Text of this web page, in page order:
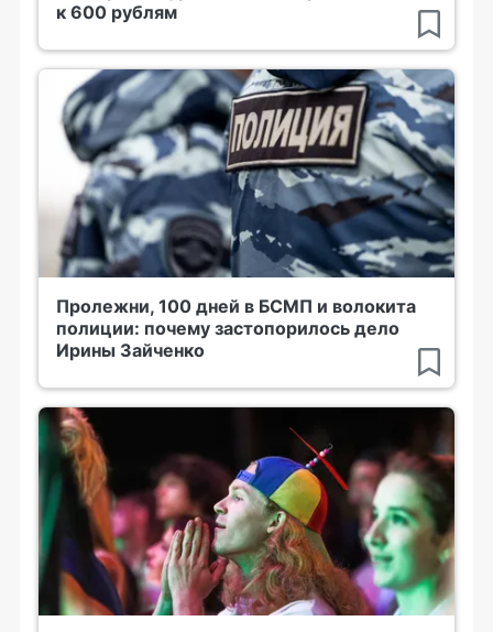
к 600 рублям
Пролежни, 100 дней в БСМП и волокита
полиции: почему застопорилось дело
Ирины Зайченко